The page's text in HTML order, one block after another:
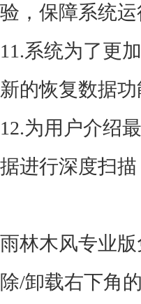
验，保障系统运
11.系统为了更
新的恢复数据功
12.为用户介绍
据进行深度扫描
雨林木风专业
除/卸载右下角